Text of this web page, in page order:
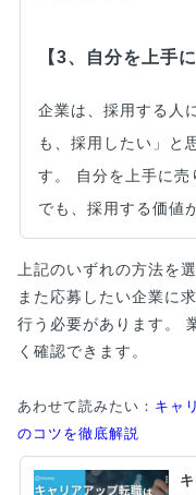
【3、自分を上手
企業は、採用する人
も、採用したい」と
す。 自分を上手に売
でも、採用する価値
上記のいずれの方法を
また応募したい企業に
行う必要があります。
く確認できます。
あわせて読みたい： キャ
のコツを徹底解説